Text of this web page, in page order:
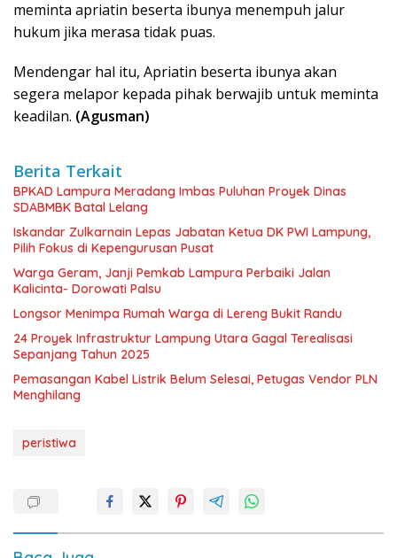
meminta apriatin beserta ibunya menempuh jalur
hukum jika merasa tidak puas.
Mendengar hal itu, Apriatin beserta ibunya akan
segera melapor kepada pihak berwajib untuk meminta
keadilan. (Agusman)
Berita Terkait
BPKAD Lampura Meradang Imbas Puluhan Proyek Dinas
SDABMBK Batal Lelang
Iskandar Zulkarnain Lepas Jabatan Ketua DK PWI Lampung,
Pilih Fokus di Kepengurusan Pusat
Warga Geram, Janji Pemkab Lampura Perbaiki Jalan
Kalicinta- Dorowati Palsu
Longsor Menimpa Rumah Warga di Lereng Bukit Randu
24 Proyek Infrastruktur Lampung Utara Gagal Terealisasi
Sepanjang Tahun 2025
Pemasangan Kabel Listrik Belum Selesai, Petugas Vendor PLN
Menghilang
peristiwa